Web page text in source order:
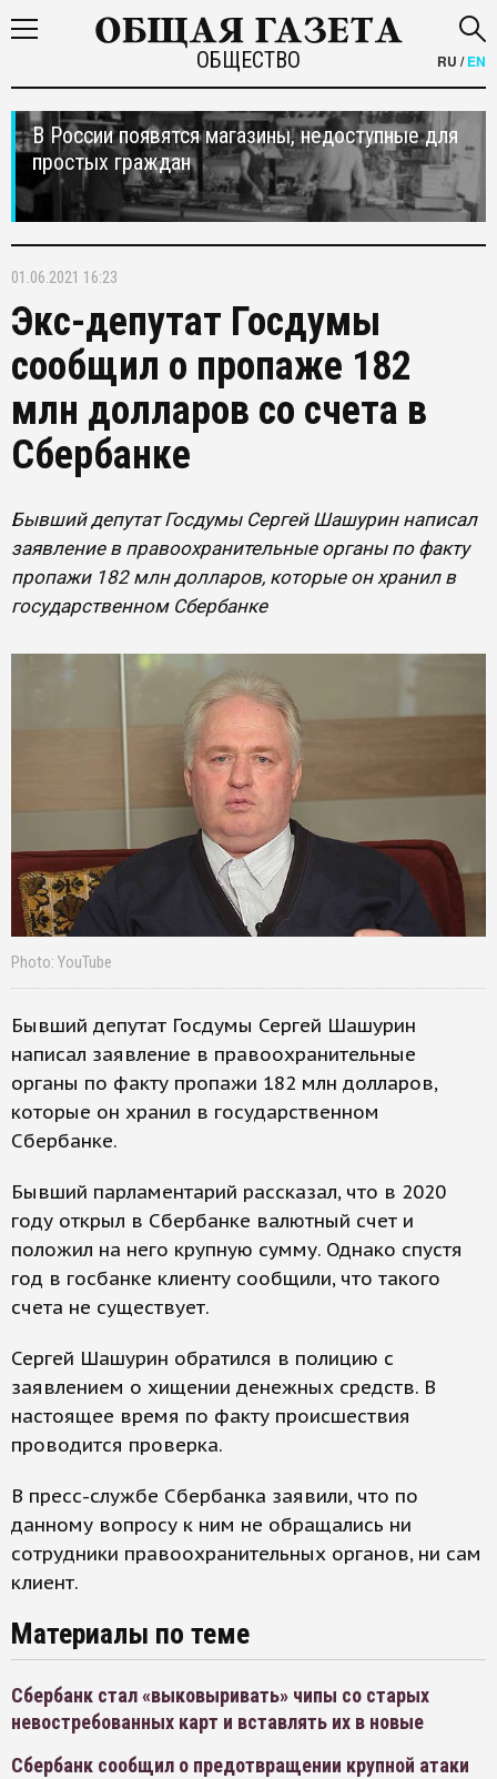
ОБЩЕСТВО RU /EN
В России появятся магазины, недоступные для
простых граждан
01.06.2021 16:23
Экс-депутат Госдумы
сообщил о пропаже 182
млн долларов со счета в
Сбербанке
Бывший депутат Госдумы Сергей Шашурин написал
заявление в правоохранительные органы по факту
пропажи 182 млн долларов, которые он хранил в
государственном Сбербанке
Photo: YouTube
Бывший депутат Госдумы Сергей Шашурин
написал заявление в правоохранительные
органы по факту пропажи 182 млн долларов,
которые он хранил в государственном
Сбербанке.
Бывший парламентарий рассказал, что в 2020
году открыл в Сбербанке валютный счет и
положил на него крупную сумму. Однако спустя
год в госбанке клиенту сообщили, что такого
счета не существует.
Сергей Шашурин обратился в полицию с
заявлением о хищении денежных средств. В
настоящее время по факту происшествия
проводится проверка.
В пресс-службе Сбербанка заявили, что по
данному вопросу к ним не обращались ни
сотрудники правоохранительных органов, ни сам
клиент.
Материалы по теме
Сбербанк стал «выковыривать» чипы со старых
невостребованных карт и вставлять их в новые
Сбербанк сообщил о предотвращении крупной атаки